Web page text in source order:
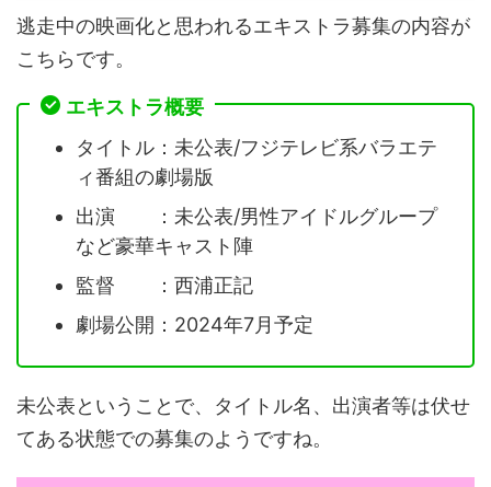
逃走中の映画化と思われるエキストラ募集の内容が
こちらです。
エキストラ概要
タイトル：未公表/フジテレビ系バラエテ
ィ番組の劇場版
出演 ：未公表/男性アイドルグループ
など豪華キャスト陣
監督 ：西浦正記
劇場公開：2024年7月予定
未公表ということで、タイトル名、出演者等は伏せ
てある状態での募集のようですね。